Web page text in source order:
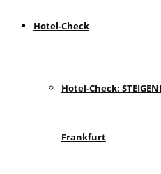
Hotel-Check
Hotel-Check:
Frankfurt